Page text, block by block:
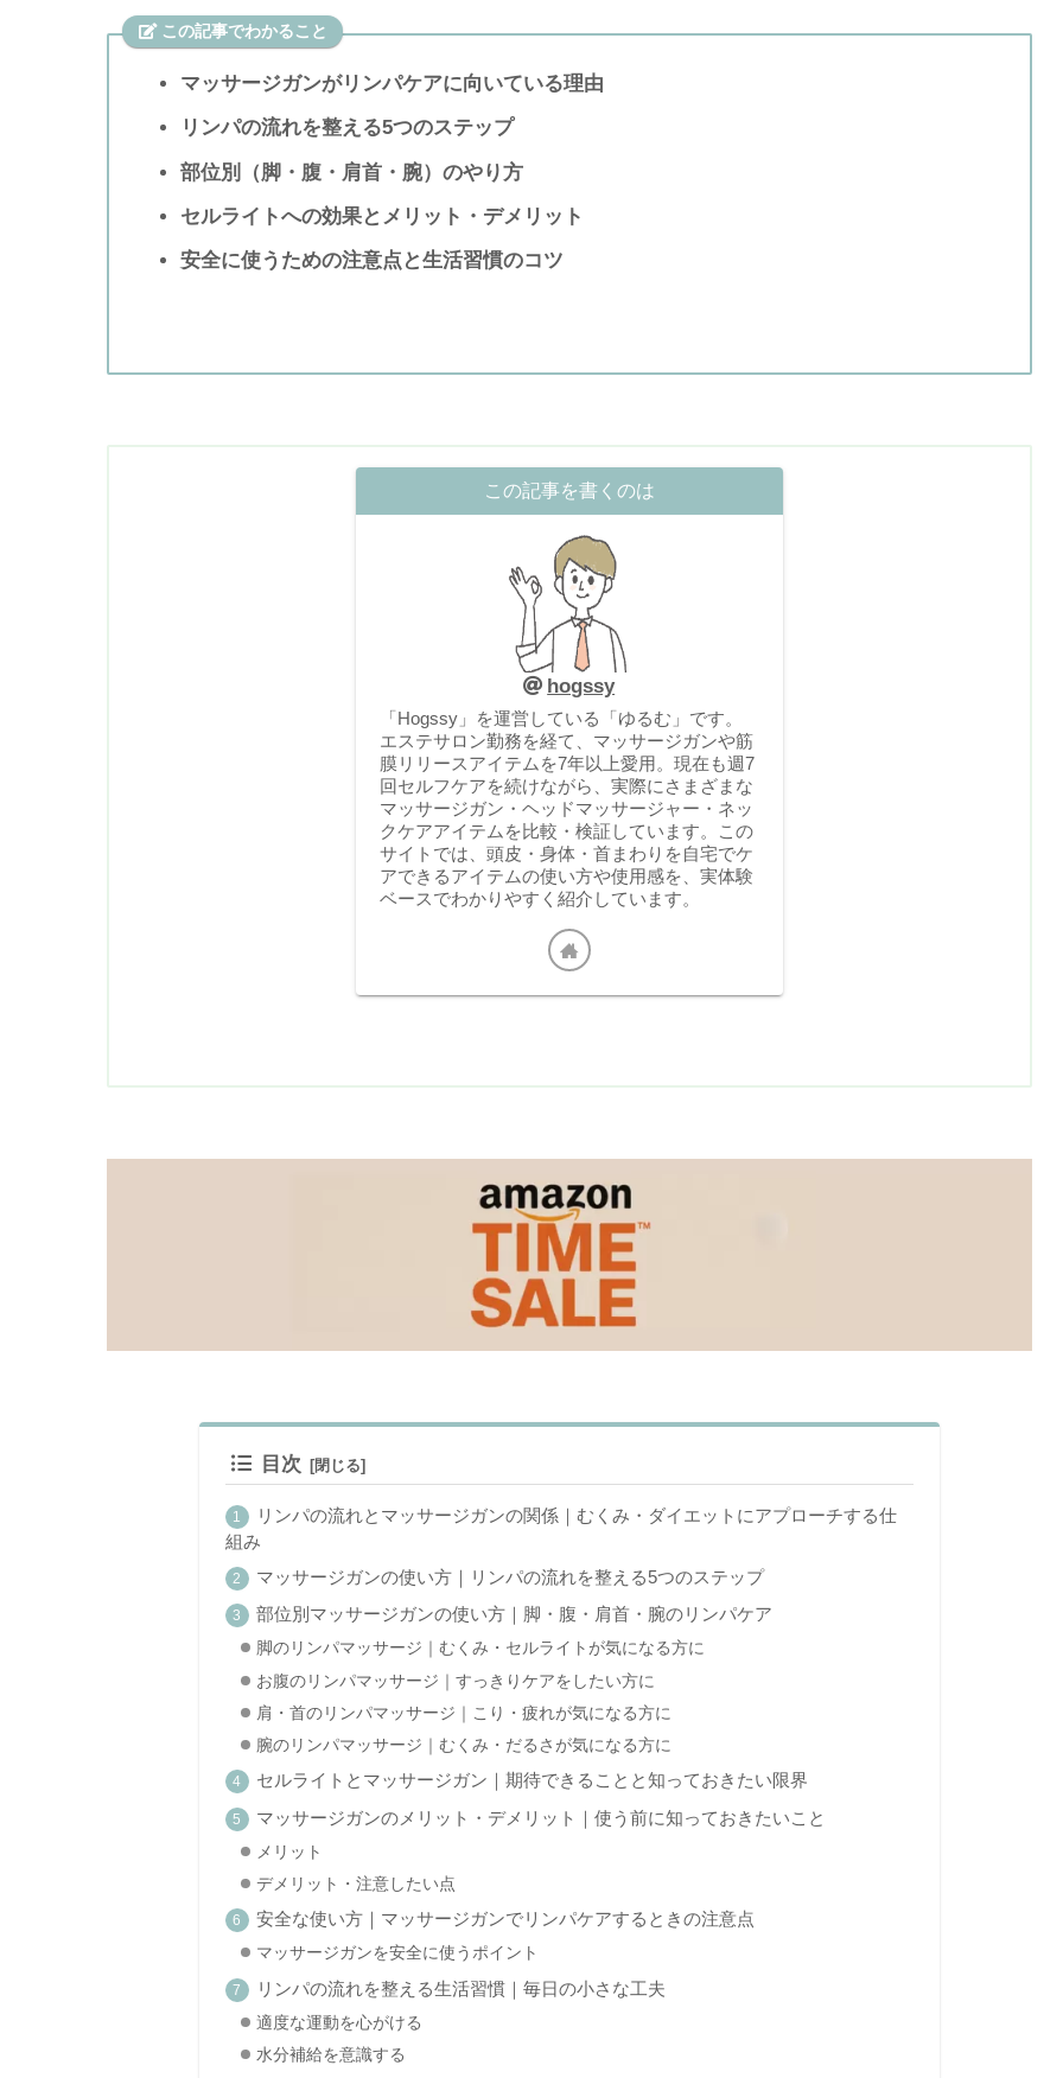
この記事でわかること
マッサージガンがリンパケアに向いている理由
リンパの流れを整える5つのステップ
部位別（脚・腹・肩首・腕）のやり方
セルライトへの効果とメリット・デメリット
安全に使うための注意点と生活習慣のコツ
この記事を書くのは
hogssy
「Hogssy」を運営している「ゆるむ」です。
エステサロン勤務を経て、マッサージガンや筋
膜リリースアイテムを7年以上愛用。現在も週7
回セルフケアを続けながら、実際にさまざまな
マッサージガン・ヘッドマッサージャー・ネッ
クケアアイテムを比較・検証しています。この
サイトでは、頭皮・身体・首まわりを自宅でケ
アできるアイテムの使い方や使用感を、実体験
ベースでわかりやすく紹介しています。
目次
リンパの流れとマッサージガンの関係｜むくみ・ダイエットにアプローチする仕
組み
マッサージガンの使い方｜リンパの流れを整える5つのステップ
部位別マッサージガンの使い方｜脚・腹・肩首・腕のリンパケア
脚のリンパマッサージ｜むくみ・セルライトが気になる方に
お腹のリンパマッサージ｜すっきりケアをしたい方に
肩・首のリンパマッサージ｜こり・疲れが気になる方に
腕のリンパマッサージ｜むくみ・だるさが気になる方に
セルライトとマッサージガン｜期待できることと知っておきたい限界
マッサージガンのメリット・デメリット｜使う前に知っておきたいこと
メリット
デメリット・注意したい点
安全な使い方｜マッサージガンでリンパケアするときの注意点
マッサージガンを安全に使うポイント
リンパの流れを整える生活習慣｜毎日の小さな工夫
適度な運動を心がける
水分補給を意識する